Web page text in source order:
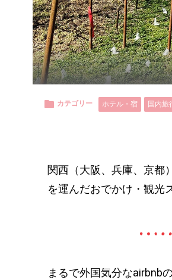
カテゴリー ホテル・宿 国内旅
関西（大阪、兵庫、京都
を運んだおでかけ・観光
まるで外国気分なairbnb